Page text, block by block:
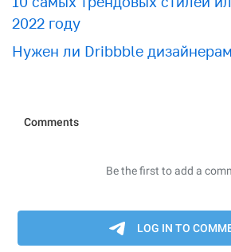
2022 году
Нужен ли Dribbble